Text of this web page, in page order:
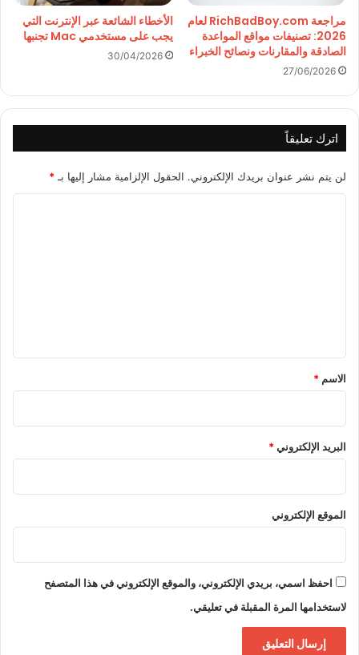
مراجعة RichBadBoy.com لعام
2026: تصنيفات مواقع المواعدة
الصادقة والمقارنات ونصائح الخبراء
27/06/2026
الأخطاء الشائعة عبر الإنترنت التي
يجب على مستخدمي Mac تجنبها
30/04/2026
اترك تعليقاً
لن يتم نشر عنوان بريدك الإلكتروني. الحقول الإلزامية مشار إليها بـ *
*
الاسم *
البريد الإلكتروني*
الموقع الإلكتروني
احفظ اسمي، بريدي الإلكتروني، والموقع الإلكتروني في هذا المتصفح
لاستخدامها المرة المقبلة في تعليقي.